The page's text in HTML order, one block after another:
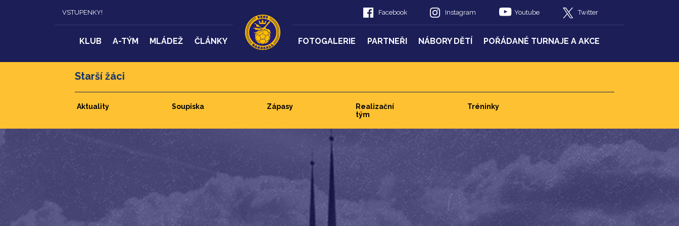
VSTUPENKY! Facebook Instagram Youtube Twitter
KLUB A-TÝM MLÁDEŽ ČLÁNKY FOTOGALERIE PARTNEŘI NÁBORY DĚTÍ POŘÁDANÉ TURNAJE A AKCE
Starší žáci
Aktuality Soupiska Zápasy
Realizační
tým
Tréninky